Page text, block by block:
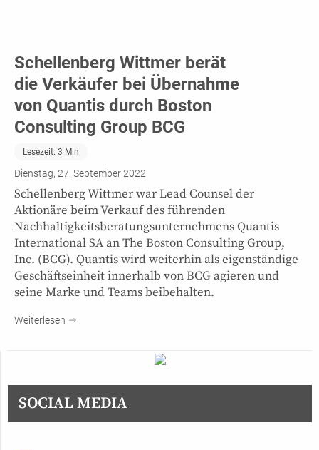
Schellenberg Wittmer berät
die Verkäufer bei Übernahme
von Quantis durch Boston
Consulting Group BCG
Lesezeit: 3 Min
Dienstag, 27. September 2022
Schellenberg Wittmer war Lead Counsel der
Aktionäre beim Verkauf des führenden
Nachhaltigkeitsberatungsunternehmens Quantis
International SA an The Boston Consulting Group,
Inc. (BCG). Quantis wird weiterhin als eigenständige
Geschäftseinheit innerhalb von BCG agieren und
seine Marke und Teams beibehalten.
Weiterlesen
SOCIAL MEDIA